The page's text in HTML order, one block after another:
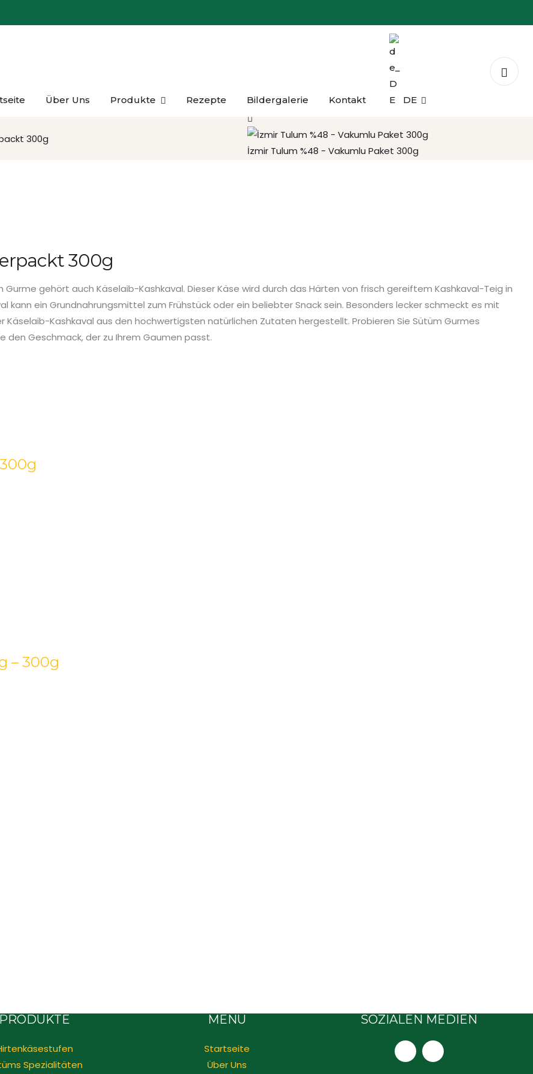
Über Uns Produkte Rezepte Bildergalerie Kontakt DE
300g
Ezine Tam Yağlı Kaşar - 300g
İzmir Tulum %48 - Vakumlu Paket 300g
300g
gehört auch Käselaib-Kashkaval. Dieser Käse wird durch das Härten von frisch gereiftem Kashkaval-Teig in
kann ein Grundnahrungsmittel zum Frühstück oder ein beliebter Snack sein. Besonders lecker schmeckt es mit
Käselaib-Kashkaval aus den hochwertigsten natürlichen Zutaten hergestellt. Probieren Sie Sütüm Gurmes
den Geschmack, der zu Ihrem Gaumen passt.
– 300g
PRODUKTE
Spezialitäten
MENÜ
Startseite
Über Uns
SOZIALEN MEDIEN